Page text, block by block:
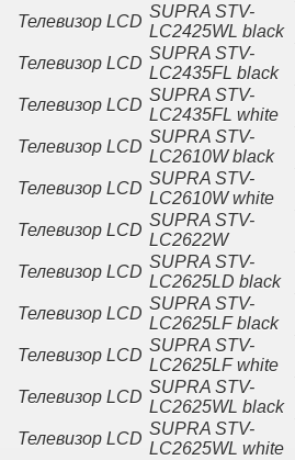
Телевизор LCD
SUPRA STV-
LC2425WL black
Телевизор LCD
SUPRA STV-
LC2435FL black
Телевизор LCD
SUPRA STV-
LC2435FL white
Телевизор LCD
SUPRA STV-
LC2610W black
Телевизор LCD
SUPRA STV-
LC2610W white
Телевизор LCD
SUPRA STV-
LC2622W
Телевизор LCD
SUPRA STV-
LC2625LD black
Телевизор LCD
SUPRA STV-
LC2625LF black
Телевизор LCD
SUPRA STV-
LC2625LF white
Телевизор LCD
SUPRA STV-
LC2625WL black
Телевизор LCD
SUPRA STV-
LC2625WL white